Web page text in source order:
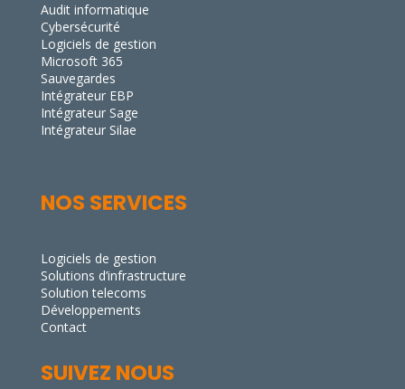
Audit informatique
Cybersécurité
Logiciels de gestion
Microsoft 365
Sauvegardes
Intégrateur EBP
Intégrateur Sage
Intégrateur Silae
NOS SERVICES
Logiciels de gestion
Solutions d’infrastructure
Solution telecoms
Développements
Contact
SUIVEZ NOUS